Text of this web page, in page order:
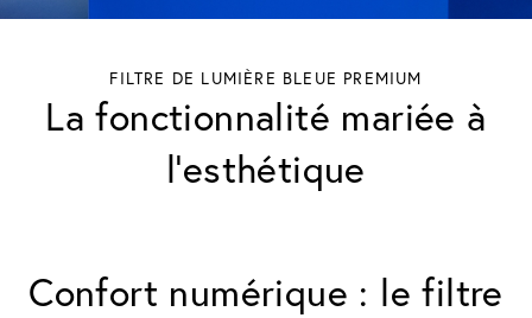
FILTRE DE LUMIÈRE BLEUE PREMIUM
La fonctionnalité mariée à
l’esthétique
Confort numérique : le filtre